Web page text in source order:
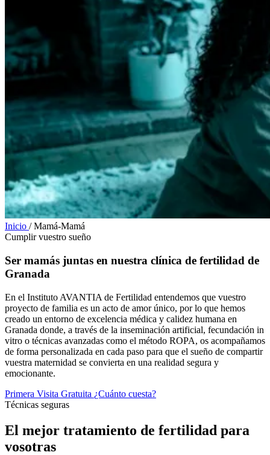
Inicio / Mamá-Mamá
Cumplir vuestro sueño
Ser mamás juntas en nuestra clínica de fertilidad de
Granada
En el Instituto AVANTIA de Fertilidad entendemos que vuestro
proyecto de familia es un acto de amor único, por lo que hemos
creado un entorno de excelencia médica y calidez humana en
Granada donde, a través de la inseminación artificial, fecundación in
vitro o técnicas avanzadas como el método ROPA, os acompañamos
de forma personalizada en cada paso para que el sueño de compartir
vuestra maternidad se convierta en una realidad segura y
emocionante.
Primera Visita Gratuita ¿Cuánto cuesta?
Técnicas seguras
El mejor tratamiento de fertilidad para
vosotras